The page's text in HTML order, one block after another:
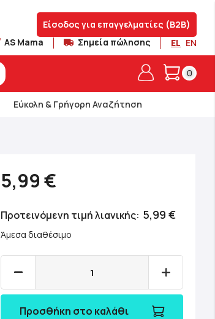
Είσοδος για επαγγελματίες (B2B)
AS Mama Σημεία πώλησης EL EN
Το
0
Εύκολη & Γρήγορη Αναζήτηση
5,99 €
Προτεινόμενη τιμή λιανικής 5,99 €
Άμεσα διαθέσιμο
Προσθήκη στο καλάθι